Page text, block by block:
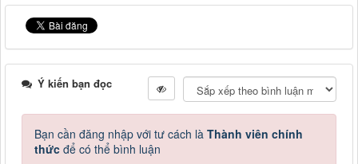
Ý kiến bạn đọc
Bạn cần đăng nhập với tư cách là Thành viên chính
thức để có thể bình luận